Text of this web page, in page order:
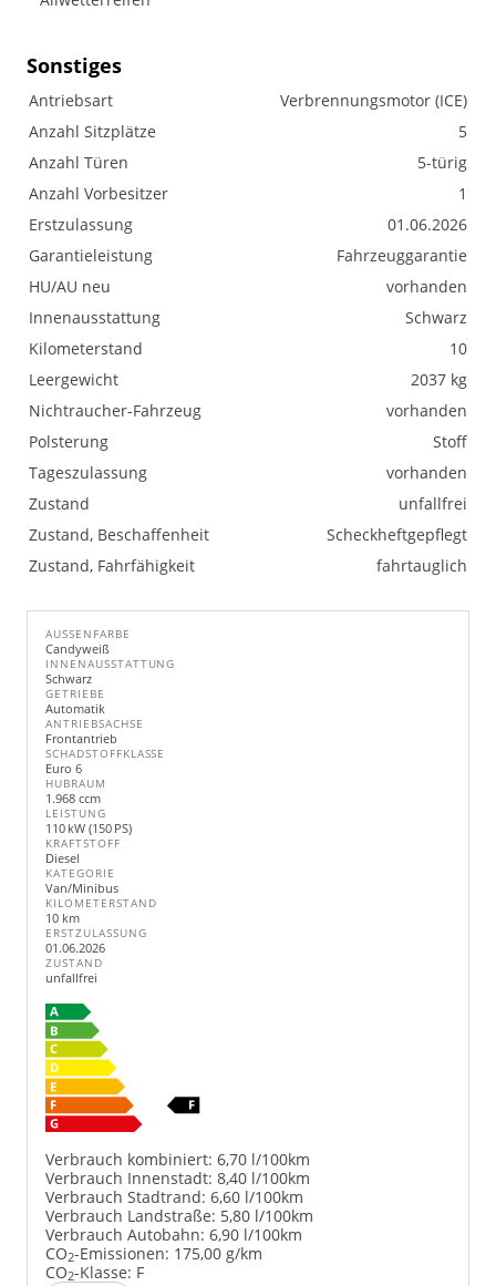
Sonstiges
Antriebsart
Verbrennungsmotor (ICE)
Anzahl Sitzplätze
5
Anzahl Türen
5-türig
Anzahl Vorbesitzer
1
Erstzulassung
01.06.2026
Garantieleistung
Fahrzeuggarantie
HU/AU neu
vorhanden
Innenausstattung
Schwarz
Kilometerstand
10
Leergewicht
2037 kg
Nichtraucher-Fahrzeug
vorhanden
Polsterung
Stoff
Tageszulassung
vorhanden
Zustand
unfallfrei
Zustand, Beschaffenheit
Scheckheftgepflegt
Zustand, Fahrfähigkeit
fahrtauglich
AUSSENFARBE
Candyweiß
INNENAUSSTATTUNG
Schwarz
GETRIEBE
Automatik
ANTRIEBSACHSE
Frontantrieb
SCHADSTOFFKLASSE
Euro 6
HUBRAUM
1.968 ccm
LEISTUNG
110 kW (150 PS)
KRAFTSTOFF
Diesel
KATEGORIE
Van/Minibus
KILOMETERSTAND
10 km
ERSTZULASSUNG
01.06.2026
ZUSTAND
unfallfrei
Verbrauch kombiniert: 6,70 l/100km
Verbrauch Innenstadt: 8,40 l/100km
Verbrauch Stadtrand: 6,60 l/100km
Verbrauch Landstraße: 5,80 l/100km
Verbrauch Autobahn: 6,90 l/100km
CO2-Emissionen: 175,00 g/km
CO2-Klasse: F